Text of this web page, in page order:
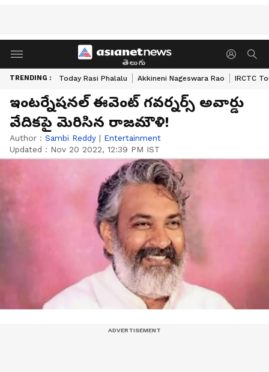
తెలుగు
TRENDING : Today Rasi Phalalu Akkineni Nageswara Rao IRCTC
ఇంటర్నేషనల్ ఈవెంట్ గవర్నర్స్ అవార్డు
వేదికపై మెరిసిన రాజమౌళి!
Author : Sambi Reddy | Entertainment
Updated : Nov 20 2022, 12:39 PM IST